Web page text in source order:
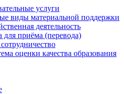
услуги
виды материальной поддержки
деятельность
для приёма (перевода)
оценки качества образования